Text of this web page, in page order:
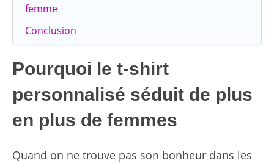
femme
Conclusion
Pourquoi le t-shirt
personnalisé séduit de plus
en plus de femmes
Quand on ne trouve pas son bonheur dans les